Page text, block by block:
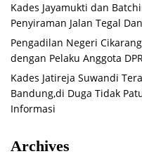
Kades Jayamukti dan
Penyiraman Jalan Tegal
Pengadilan Negeri
dengan Pelaku Anggota
Kades Jatireja Suwandi
Bandung,di Duga Tidak
Informasi
Archives